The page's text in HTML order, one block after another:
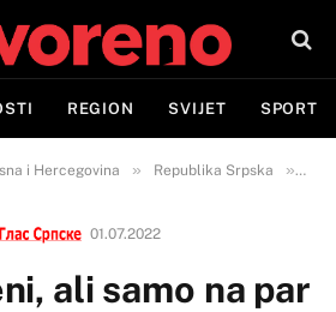
REGION SVIJET SPORT
i Hercegovina » Republika Srpska »
01.07.2022
ali samo na par